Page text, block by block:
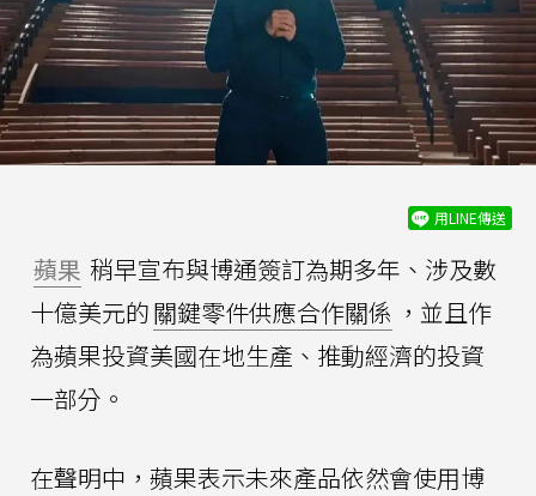
用LINE傳送
蘋果 稍早宣布與博通簽訂為期多年、涉及數
十億美元的關鍵零件供應合作關係 ，並且作
為蘋果投資美國在地生產、推動經濟的投資
一部分。
在聲明中，蘋果表示未來產品依然會使用博